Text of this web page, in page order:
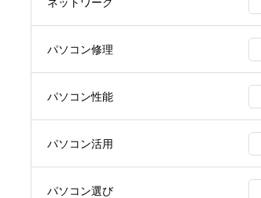
パソコン修理
パソコン性能
パソコン活用
パソコン選び